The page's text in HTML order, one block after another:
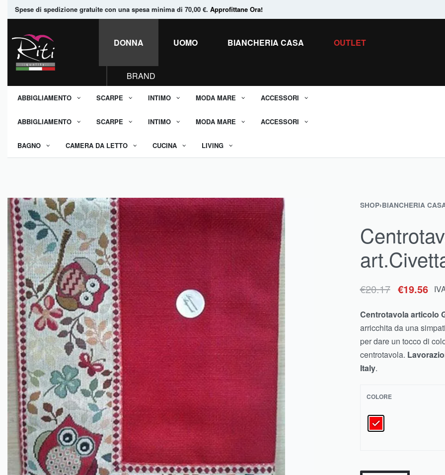
Spese di spedizione gratuite con una spesa minima di 70,00 €. Approfittane Ora!
DONNA UOMO BIANCHERIA CASA OUTLET
BRAND
ABBIGLIAMENTO SCARPE INTIMO MODA MARE ACCESSORI
ABBIGLIAMENTO SCARPE INTIMO MODA MARE ACCESSORI
BAGNO CAMERA DA LETTO CUCINA LIVING
SHOP›BIANCHERIA
€36.30
€20.17 €19.56
Centrotavola articolo
arricchita da una
per dare un tocco di
centrotavola.
Italy.
COLORE